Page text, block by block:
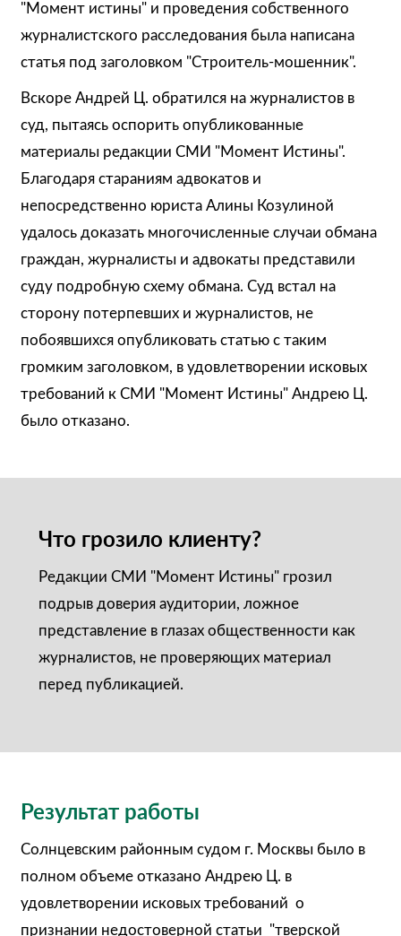
"Момент истины" и проведения собственного
журналистского расследования была написана
статья под заголовком "Строитель-мошенник".
Вскоре Андрей Ц. обратился на журналистов в
суд, пытаясь оспорить опубликованные
материалы редакции СМИ "Момент Истины".
Благодаря стараниям адвокатов и
непосредственно юриста Алины Козулиной
удалось доказать многочисленные случаи обмана
граждан, журналисты и адвокаты представили
суду подробную схему обмана. Суд встал на
сторону потерпевших и журналистов, не
побоявшихся опубликовать статью с таким
громким заголовком, в удовлетворении исковых
требований к СМИ "Момент Истины" Андрею Ц.
было отказано.
Что грозило клиенту?
Редакции СМИ "Момент Истины" грозил
подрыв доверия аудитории, ложное
представление в глазах общественности как
журналистов, не проверяющих материал
перед публикацией.
Результат работы
Солнцевским районным судом г. Москвы было в
полном объеме отказано Андрею Ц. в
удовлетворении исковых требований о
признании недостоверной статьи "тверской